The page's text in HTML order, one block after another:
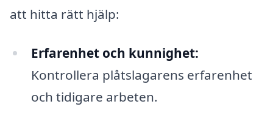
att hitta rätt hjälp:
Erfarenhet och kunnighet:
Kontrollera plåtslagarens erfarenhet
och tidigare arbeten.